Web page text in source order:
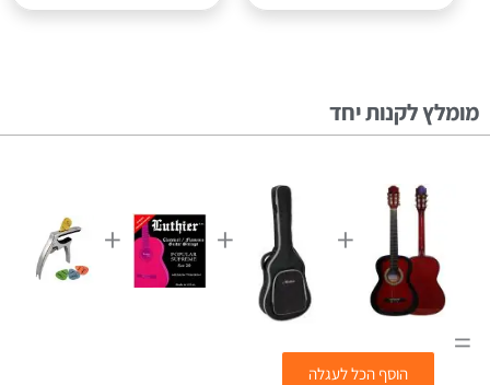
מומלץ לקנות יחד
+
+
+
=
הוסף הכל לעגלה